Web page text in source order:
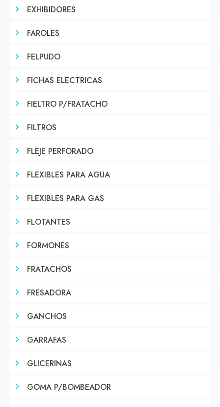
EXHIBIDORES
FAROLES
FELPUDO
FICHAS ELECTRICAS
FIELTRO P/FRATACHO
FILTROS
FLEJE PERFORADO
FLEXIBLES PARA AGUA
FLEXIBLES PARA GAS
FLOTANTES
FORMONES
FRATACHOS
FRESADORA
GANCHOS
GARRAFAS
GLICERINAS
GOMA P/BOMBEADOR